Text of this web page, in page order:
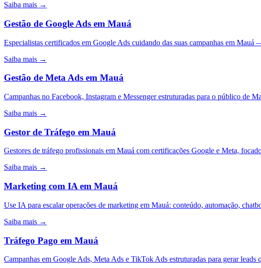
Saiba mais →
Gestão de Google Ads em Mauá
Especialistas certificados em Google Ads cuidando das suas campanhas em
Saiba mais →
Gestão de Meta Ads em Mauá
Campanhas no Facebook, Instagram e Messenger estruturadas para o público de
Saiba mais →
Gestor de Tráfego em Mauá
Gestores de tráfego profissionais em Mauá com certificações Google e Meta,
Saiba mais →
Marketing com IA em Mauá
Use IA para escalar operações de marketing em Mauá: conteúdo, automação,
Saiba mais →
Tráfego Pago em Mauá
Campanhas em Google Ads, Meta Ads e TikTok Ads estruturadas para gerar